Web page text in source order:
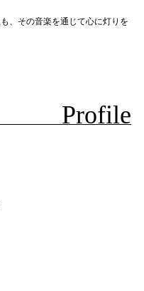
、その音楽を通じて心に灯りを
Profile